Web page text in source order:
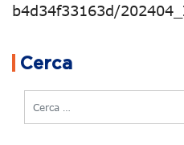
b4d34f33163d/
Cerca
Cerca